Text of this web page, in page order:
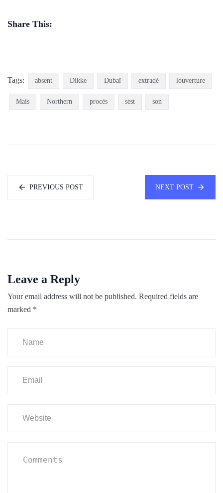
Share This:
Tags: absent Dikke Dubaï extradé louverture
Mais Northern procès sest son
PREVIOUS POST NEXT POST
Leave a Reply
Your email address will not be published. Required fields are
marked *